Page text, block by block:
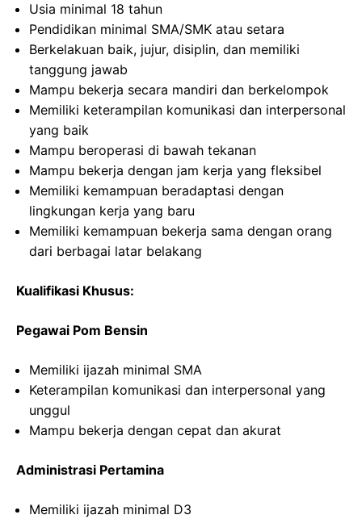
Usia minimal 18 tahun
Pendidikan minimal SMA/SMK atau setara
Berkelakuan baik, jujur, disiplin, dan memiliki
tanggung jawab
Mampu bekerja secara mandiri dan berkelompok
Memiliki keterampilan komunikasi dan interpersonal
yang baik
Mampu beroperasi di bawah tekanan
Mampu bekerja dengan jam kerja yang fleksibel
Memiliki kemampuan beradaptasi dengan
lingkungan kerja yang baru
Memiliki kemampuan bekerja sama dengan orang
dari berbagai latar belakang
Kualifikasi Khusus:
Pegawai Pom Bensin
Memiliki ijazah minimal SMA
Keterampilan komunikasi dan interpersonal yang
unggul
Mampu bekerja dengan cepat dan akurat
Administrasi Pertamina
Memiliki ijazah minimal D3